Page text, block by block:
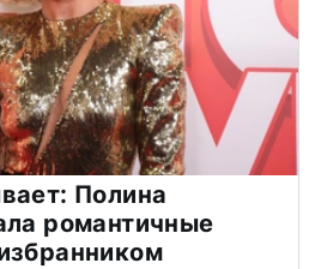
Полина
романтичные